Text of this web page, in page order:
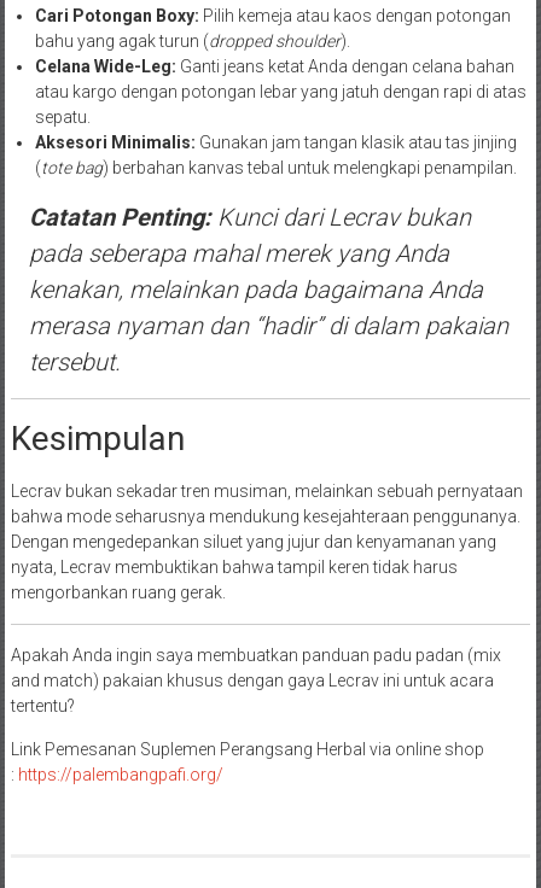
Cari Potongan Boxy: Pilih kemeja atau kaos dengan potongan
bahu yang agak turun (dropped shoulder).
Celana Wide-Leg: Ganti jeans ketat Anda dengan celana bahan
atau kargo dengan potongan lebar yang jatuh dengan rapi di atas
sepatu.
Aksesori Minimalis: Gunakan jam tangan klasik atau tas jinjing
(tote bag) berbahan kanvas tebal untuk melengkapi penampilan.
Catatan Penting:Kunci dari Lecrav bukan
pada seberapa mahal merek yang Anda
kenakan, melainkan pada bagaimana Anda
merasa nyaman dan “hadir” di dalam pakaian
tersebut.
Kesimpulan
Lecrav bukan sekadar tren musiman, melainkan sebuah pernyataan
bahwa mode seharusnya mendukung kesejahteraan penggunanya.
Dengan mengedepankan siluet yang jujur dan kenyamanan yang
nyata, Lecrav membuktikan bahwa tampil keren tidak harus
mengorbankan ruang gerak.
Apakah Anda ingin saya membuatkan panduan padu padan (mix
and match) pakaian khusus dengan gaya Lecrav ini untuk acara
tertentu?
Link Pemesanan Suplemen Perangsang Herbal via online shop
: https://palembangpafi.org/